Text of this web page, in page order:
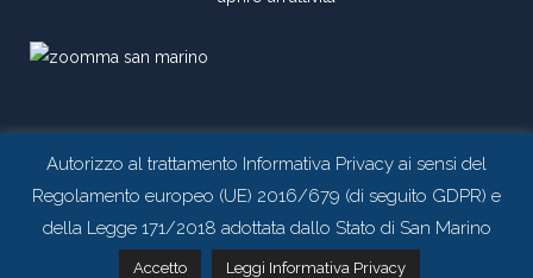
Autorizzo al trattamento Informativa Privacy ai sensi del
Regolamento europeo (UE) 2016/679 (di seguito GDPR) e
della Legge 171/2018 adottata dallo Stato di San Marino
Accetto Leggi Informativa Privacy
Contattaci tramite whatsapp